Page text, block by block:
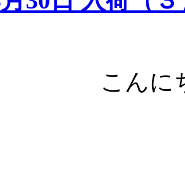
こんに